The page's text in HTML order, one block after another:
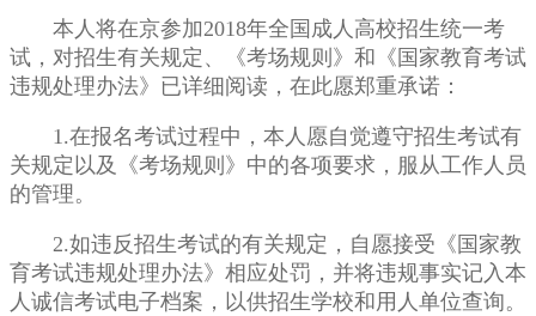
本人将在京参加2018年全国成人高校招生统一考
试，对招生有关规定、《考场规则》和《国家教育考试
违规处理办法》已详细阅读，在此愿郑重承诺：
1.在报名考试过程中，本人愿自觉遵守招生考试有
关规定以及《考场规则》中的各项要求，服从工作人员
的管理。
2.如违反招生考试的有关规定，自愿接受《国家教
育考试违规处理办法》相应处罚，并将违规事实记入本
人诚信考试电子档案，以供招生学校和用人单位查询。